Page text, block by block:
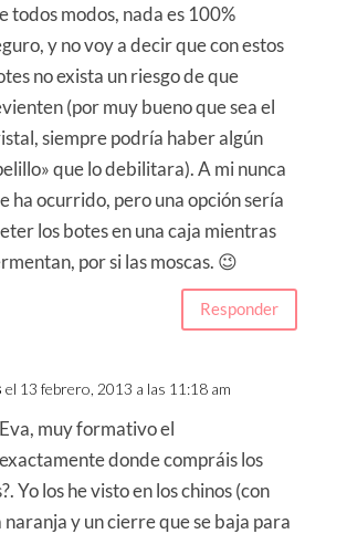
todos modos, nada es 100%
y no voy a decir que con estos
no exista un riesgo de que
(por muy bueno que sea el
siempre podría haber algún
que lo debilitara). A mi nunca
ha ocurrido, pero una opción sería
los botes en una caja mientras
por si las moscas. 😉
Responder
el 13 febrero, 2013 a las 11:18 am
muy formativo el
donde compráis los
Yo los he visto en los chinos (con
naranja y un cierre que se baja para